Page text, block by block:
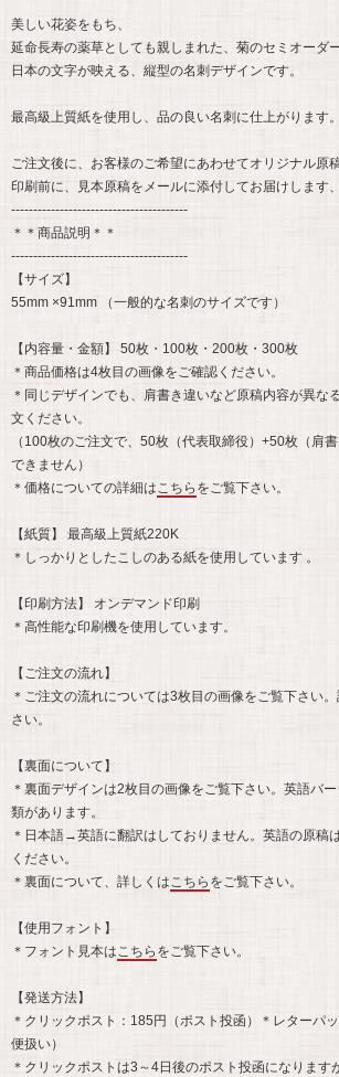
美しい花姿をもち、
延命長寿の薬草としても親しまれた、菊のセミオーダー
日本の文字が映える、縦型の名刺デザインです。
最高級上質紙を使用し、品の良い名刺に仕上がります。
ご注文後に、お客様のご希望にあわせてオリジナル原
印刷前に、見本原稿をメールに添付してお届けします
----------------------------------------
＊＊商品説明＊＊
----------------------------------------
【サイズ】
55mm ×91mm （一般的な名刺のサイズです）
【内容量・金額】 50枚・100枚・200枚・300枚
＊商品価格は4枚目の画像をご確認ください。
＊同じデザインでも、肩書き違いなど原稿内容が異な
文ください。
（100枚のご注文で、50枚（代表取締役）+50枚（肩
できません）
＊価格についての詳細はこちら をご覧下さい。
【紙質】 最高級上質紙220K
＊しっかりとしたこしのある紙を使用しています 。
【印刷方法】 オンデマンド印刷
＊高性能な印刷機を使用しています。
【ご注文の流れ】
＊ご注文の流れについては3枚目の画像をご覧下さい
さい。
【裏面について】
＊裏面デザインは2枚目の画像をご覧下さい。英語バ
類があります。
＊日本語→英語に翻訳はしておりません。英語の原稿
ください。
＊裏面について、詳しくはこちら をご覧下さい。
【使用フォント】
＊フォント見本はこちら をご覧下さい。
【発送方法】
＊クリックポスト：185円（ポスト投函）＊レターパ
便扱い）
＊クリックポストは3～4日後のポスト投函になります